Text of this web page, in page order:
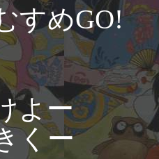
すめGO!
よー
くー